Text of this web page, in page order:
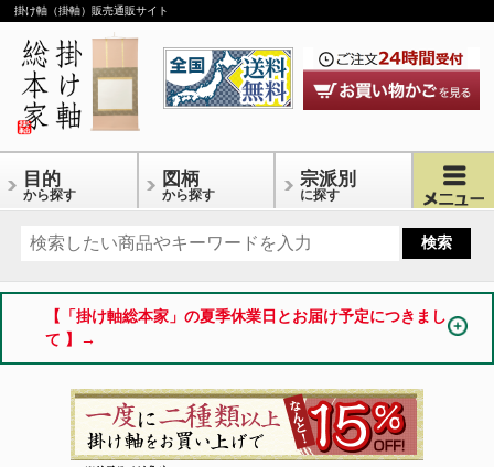
掛け軸（掛軸）販売通販サイト
目的
から探す
図柄
から探す
宗派別
に探す
【「掛け軸総本家」の夏季休業日とお届け予定につきまし
て 】→